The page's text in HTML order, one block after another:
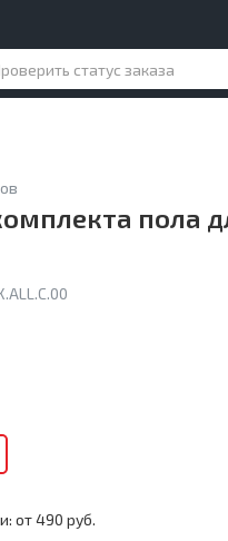
пола
от 490 руб.